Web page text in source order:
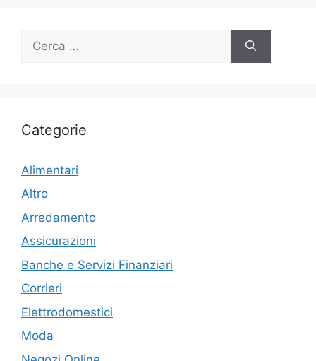
per:
Categorie
Alimentari
Altro
Arredamento
Assicurazioni
Banche e Servizi Finanziari
Corrieri
Elettrodomestici
Moda